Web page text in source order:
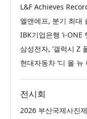
전시회
2026 부산국제사진제